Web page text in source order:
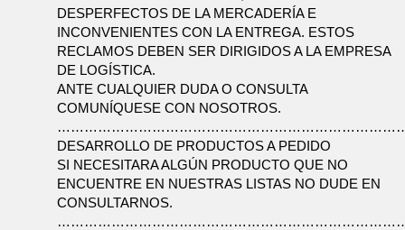
DESPERFECTOS DE LA MERCADERÍA E
INCONVENIENTES CON LA ENTREGA. ESTOS
RECLAMOS DEBEN SER DIRIGIDOS A LA EMPRESA
DE LOGÍSTICA.
ANTE CUALQUIER DUDA O CONSULTA
COMUNÍQUESE CON NOSOTROS.
DESARROLLO DE PRODUCTOS A PEDIDO
SI NECESITARA ALGÚN PRODUCTO QUE NO
ENCUENTRE EN NUESTRAS LISTAS NO DUDE EN
CONSULTARNOS.